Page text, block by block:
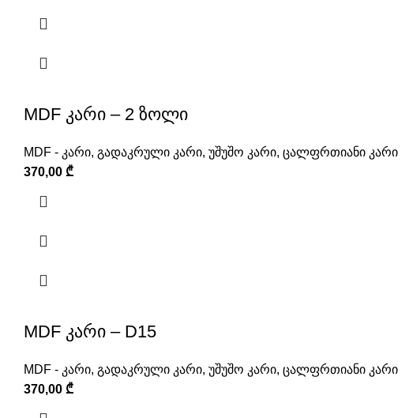
MDF კარი – 2 ზოლი
MDF - კარი, გადაკრული კარი, უშუშო კარი, ცალფრთიანი კარი
370,00 ₾
MDF კარი – D15
MDF - კარი, გადაკრული კარი, უშუშო კარი, ცალფრთიანი კარი
370,00 ₾